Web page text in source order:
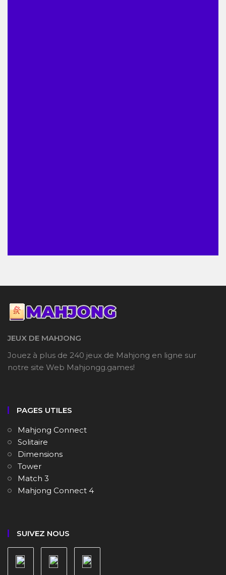
JEUX DE MAHJONG
Jouez à plus de 240 jeux de Mahjong en ligne sur
notre site Web Mahjongg.games!
PAGES UTILES
Mahjong Connect
Solitaire
Dimensions
Tower
Match 3
Mahjong Connect 4
SUIVEZ NOUS